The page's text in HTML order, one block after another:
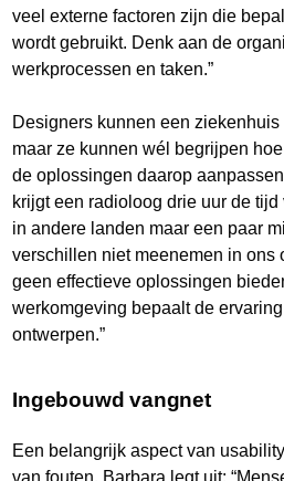
veel externe factoren zijn die
wordt gebruikt. Denk aan de
werkprocessen en taken.”
Designers kunnen een
maar ze kunnen wél begrijpen
de oplossingen daarop
krijgt een radioloog drie uur de
in andere landen maar een paar
verschillen niet meenemen in ons
geen effectieve oplossingen
werkomgeving bepaalt de
ontwerpen.”
Ingebouwd vangnet
Een belangrijk aspect van
van fouten. Barbara legt uit: